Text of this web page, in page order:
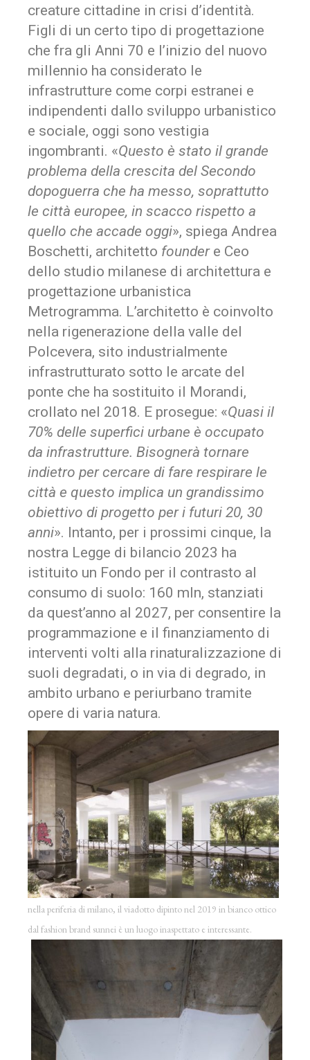
creature cittadine in crisi d’identità.
Figli di un certo tipo di progettazione
che fra gli Anni 70 e l’inizio del nuovo
millennio ha considerato le
infrastrutture come corpi estranei e
indipendenti dallo sviluppo urbanistico
e sociale, oggi sono vestigia
ingombranti. «Questo è stato il grande
problema della crescita del Secondo
dopoguerra che ha messo, soprattutto
le città europee, in scacco rispetto a
quello che accade oggi», spiega Andrea
Boschetti, architetto foundere Ceo
dello studio milanese di architettura e
progettazione urbanistica
Metrogramma. L’architetto è coinvolto
nella rigenerazione della valle del
Polcevera, sito industrialmente
infrastrutturato sotto le arcate del
ponte che ha sostituito il Morandi,
crollato nel 2018. E prosegue: «Quasi il
70% delle superfici urbane è occupato
da infrastrutture. Bisognerà tornare
indietro per cercare di fare respirare le
città e questo implica un grandissimo
obiettivo di progetto per i futuri 20, 30
anni». Intanto, per i prossimi cinque, la
nostra Legge di bilancio 2023 ha
istituito un Fondo per il contrasto al
consumo di suolo: 160 mln, stanziati
da quest’anno al 2027, per consentire la
programmazione e il finanziamento di
interventi volti alla rinaturalizzazione di
suoli degradati, o in via di degrado, in
ambito urbano e periurbano tramite
opere di varia natura.
nella periferia di milano, il viadotto dipinto nel 2019 in bianco ottico
dal fashion brand sunnei è un luogo inaspettato e interessante.